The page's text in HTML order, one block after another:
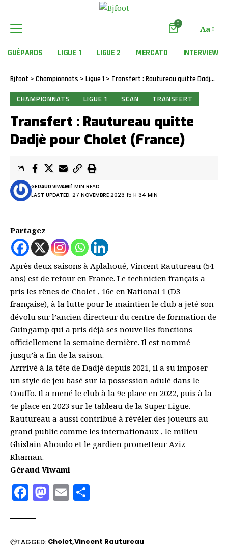
0 Aa
GUÉPARDS LIGUE 1 LIGUE 2 MERCATO INTERVIEW
Bjfoot > Championnats > Ligue 1 > Transfert : Rautureau quitte Dadjè pour Cholet (France)
CHAMPIONNATS LIGUE 1 SCAN TRANSFERT
Transfert : Rautureau quitte
Dadjè pour Cholet (France)
LAST UPDATED: 27 NOVEMBRE 2023 15 H 34 MIN
GERAUD VIWAMI1 MIN READ
Partagez
Après deux saisons à Aplahoué, Vincent Rautureau (54
ans) est de retour en France. Le technicien français a
pris les rênes de Cholet , 16e en National 1 (D3
française), à la lutte pour le maintien le club a jeté son
dévolu sur l’ancien directeur du centre de formation de
Guingamp qui a pris déjà ses nouvelles fonctions
officiellement la semaine dernière. Il est nommé
jusqu’à a fin de la saison.
Arrrivé à la tête de Dadjè depuis 2021, il a su imposer
un style de jeu basé sur la possession adulé dans le
Couffo. Il a mené le club à la 9e place en 2022, puis à la
4e place en 2023 sur le tableau de la Super Ligue.
Rautureau a aussi contribué à révéler des joueurs au
grand public comme les internationaux , le milieu
Ghislain Ahoudo et le gardien prometteur Aziz
Rhaman.
Géraud Viwami
Facebook
Mastodon
Email
TAGGED: Cholet Vincent Rautureau